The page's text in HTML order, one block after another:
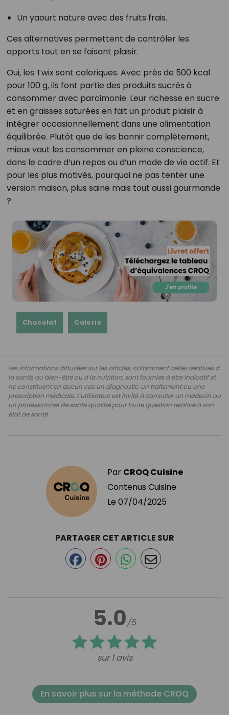
Un yaourt nature avec des fruits frais.
Ces alternatives permettent de contrôler les
apports tout en se faisant plaisir.
Oui, les Twix sont caloriques. Avec près de 500 kcal
pour 100 g, ils font partie des produits sucrés à
consommer avec parcimonie. Leur richesse en sucre
et en graisses saturées en fait un produit plaisir à
intégrer occasionnellement dans une alimentation
équilibrée. Plutôt que de les bannir complètement,
mieux vaut les consommer en pleine conscience,
dans le cadre d’un repas ou d’un mode de vie actif. Et
pour les plus motivés, pourquoi ne pas tenter une
version maison, plus saine mais tout aussi gourmande
?
Chocolat Calorie
Les informations diffusées sur les articles, notamment celles relatives à
la santé, au bien-être ou à la nutrition, sont fournies à titre indicatif et
ne constituent en aucun cas un diagnostic, un traitement ou une
prescription médicale. L'utilisateur est invité à consulter un médecin ou
un professionnel de santé qualifié pour toute question relative à son
état de santé.
Par CROQ Cuisine
Contenus Cuisine
Le 07/04/2025
5.0/5
sur 1 avis
PARTAGER CET ARTICLE SUR
En savoir plus sur la méthode CROQ